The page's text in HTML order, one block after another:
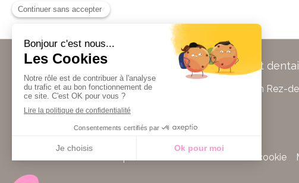
Cabinet
102 Rue de Charenton Rez-
Politique de confidentialité et charte cookie